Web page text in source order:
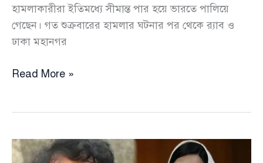
হামলাকারীরা ইতিমধ্যে সীমান্ত পার হয়ে ভারতে পালিয়ে
গেছেন। গত শুক্রবারের হামলার ঘটনার পর থেকে র‍্যাব ও
ঢাকা মহানগর
হাদিকে
আসামি
গ্রেপ্তারের
Read More »